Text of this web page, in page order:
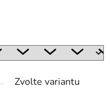
Zvolte variantu